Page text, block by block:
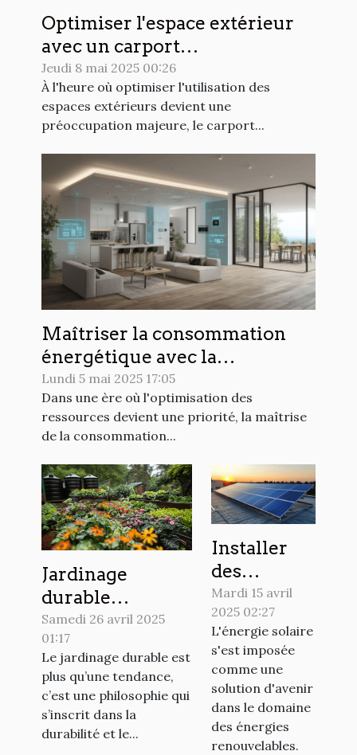
Optimiser l'espace extérieur
avec un carport
photovoltaïque
Jeudi 8 mai 2025 00:26
À l'heure où optimiser l'utilisation des
espaces extérieurs devient une
préoccupation majeure, le carport...
Maîtriser la consommation
énergétique avec la
domotique efficace et
économique
Lundi 5 mai 2025 17:05
Dans une ère où l'optimisation des
ressources devient une priorité, la maîtrise
de la consommation...
Jardinage
durable
pratiques pour
un extérieur
respectueux de
l'environnement
Samedi 26 avril 2025
01:17
Le jardinage durable est
plus qu’une tendance,
c’est une philosophie qui
s’inscrit dans la
durabilité et le...
Installer
des
panneaux
solaires en
2023 est-ce
rentable
dans votre
région
Mardi 15 avril
2025 02:27
L'énergie solaire
s'est imposée
comme une
solution d'avenir
dans le domaine
des énergies
renouvelables.